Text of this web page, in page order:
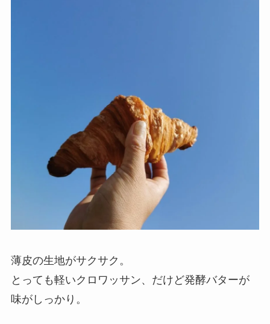
薄皮の生地がサクサク。
とっても軽いクロワッサン、だけど発酵バターが
味がしっかり。